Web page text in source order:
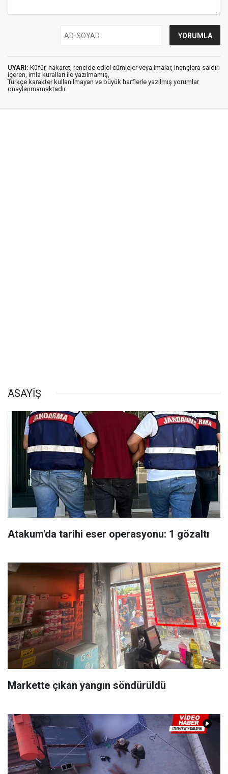
UYARI: Küfür, hakaret, rencide edici cümleler veya imalar, inançlara saldırı
içeren, imla kuralları ile yazılmamış,
Türkçe karakter kullanılmayan ve büyük harflerle yazılmış yorumlar
onaylanmamaktadır.
ASAYİŞ
Atakum'da tarihi eser operasyonu: 1 gözaltı
Markette çıkan yangın söndürüldü